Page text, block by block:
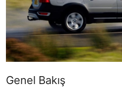
Genel Bakış